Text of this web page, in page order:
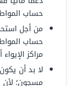
حساب
من أجل
حساب
مراكز
لا بد أن
مسجون؛ لأن